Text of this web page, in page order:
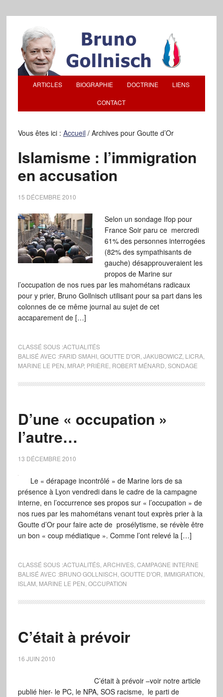
ARTICLES BIOGRAPHIE DOCTRINE LIENS
CONTACT
Vous êtes ici : Accueil /Archives pour Goutte d’Or
Islamisme : l’immigration
en accusation
15 DÉCEMBRE 2010
Selon un sondage Ifop pour
France Soir paru ce mercredi
61% des personnes interrogées
(82% des sympathisants de
gauche) désapprouveraient les
propos de Marine sur
l’occupation de nos rues par les mahométans radicaux
pour y prier, Bruno Gollnisch utilisant pour sa part dans les
colonnes de ce même journal au sujet de cet
accaparement de […]
CLASSÉ SOUS :ACTUALITÉS
BALISÉ AVEC :FARID SMAHI, GOUTTE D'OR JAKUBOWICZ, LICRA,
MARINE LE PEN MRAP, PRIÈRE ROBERT MÉNARD SONDAGE
D’une « occupation »
l’autre…
13 DÉCEMBRE 2010
Le « dérapage incontrôlé » de Marine lors de sa
présence à Lyon vendredi dans le cadre de la campagne
interne, en l’occurrence ses propos sur « l’occupation » de
nos rues par les mahométans venant tout exprès prier à la
Goutte d’Or pour faire acte de prosélytisme, se révèle être
un bon « coup médiatique ». Comme l’ont relevé la […]
CLASSÉ SOUS :ACTUALITÉS, ARCHIVES, CAMPAGNE INTERNE
BALISÉ AVEC :BRUNO GOLLNISCH GOUTTE D'OR IMMIGRATION
ISLAM MARINE LE PEN OCCUPATION
C’était à prévoir
16 JUIN 2010
C’était à prévoir –voir notre article
publié hier- le PC, le NPA, SOS racisme, le parti de